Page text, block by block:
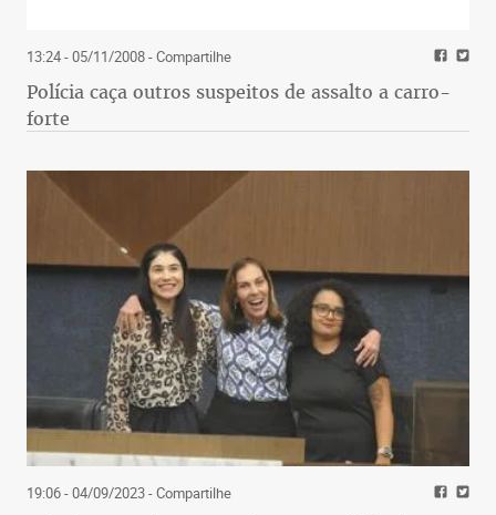
13:24 - 05/11/2008- Compartilhe
Polícia caça outros suspeitos de assalto a carro-
forte
19:06 - 04/09/2023- Compartilhe